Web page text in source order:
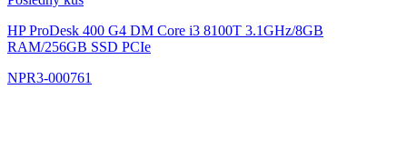
HP ProDesk 400 G4 DM Core i3 8100T 3.1GHz/8GB
RAM/256GB SSD PCIe
NPR3-000761